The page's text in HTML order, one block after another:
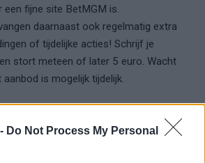
Do Not Process My Personal
fijne site BetMGM is.
daarnaast ook regelmatig extra
of tijdelijke acties! Schrijf je
stort meteen of later 5 euro. Wacht
is mogelijk tijdelijk.